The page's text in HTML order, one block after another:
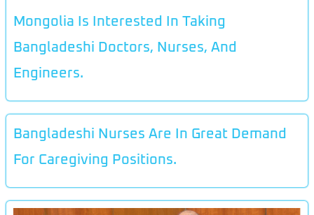
Mongolia Is Interested In Taking
Bangladeshi Doctors, Nurses, And
Engineers.
Bangladeshi Nurses Are In Great Demand
For Caregiving Positions.